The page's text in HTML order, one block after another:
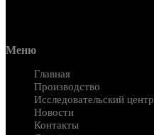
Меню
Главная
Производство
Исследовательский центр
Новости
Контакты